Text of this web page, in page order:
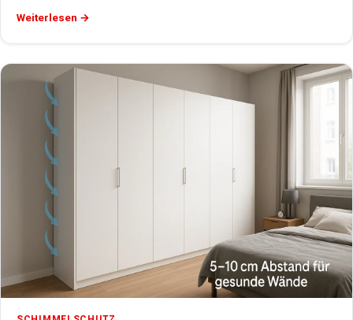
Weiterlesen →